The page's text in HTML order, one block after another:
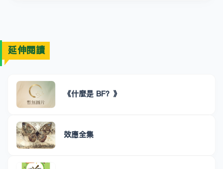
延伸閱讀
《什麼是 BF？》
效應全集